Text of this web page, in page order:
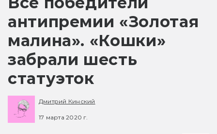
антипремии «Золотая
малина». «Кошки»
забрали шесть
статуэток
Дмитрий Кинский
17 марта 2020 г.